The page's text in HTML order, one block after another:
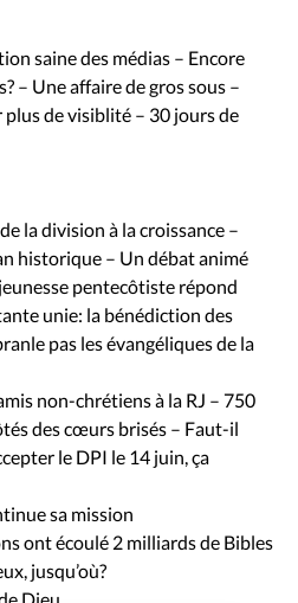
saine des médias – Encore
– Une affaire de gros sous –
de visiblité – 30 jours de
la division à la croissance –
historique – Un débat animé
pentecôtiste répond
unie: la bénédiction des
pas les évangéliques de la
non-chrétiens à la RJ – 750
des cœurs brisés – Faut-il
le DPI le 14 juin, ça
sa mission
ont écoulé 2 milliards de Bibles
jusqu’où?
Dieu